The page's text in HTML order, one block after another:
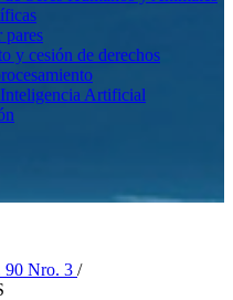
pares
y cesión de derechos
Artificial
90 Nro. 3 /